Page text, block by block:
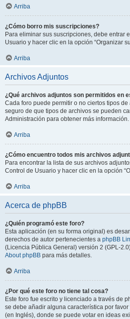
Arriba
¿Cómo borro mis suscripciones?
Para eliminar sus suscripciones, debe entrar
Usuario y hacer clic en la opción “Organizar
Arriba
Archivos Adjuntos
¿Qué archivos adjuntos son permitidos en
Cada foro puede permitir o no ciertos tipos
seguro de que tipos de archivos se pueden
Administración para obtener más información.
Arriba
¿Cómo encuentro todos mis archivos
Para encontrar la lista de sus archivos
Control de Usuario y hacer clic en la opción
Arriba
Acerca de phpBB
¿Quién programó este foro?
Esta aplicación (en su forma original) es
derechos de autor pertenecientes a phpBB
(Licencia Pública General) versión 2 (GPL-
About phpBB para más detalles.
Arriba
¿Por qué este foro no tiene tal cosa?
Este foro fue escrito y licenciado a través de
se debe añadir alguna característica por favor
(en Inglés), donde se puede votar en ideas